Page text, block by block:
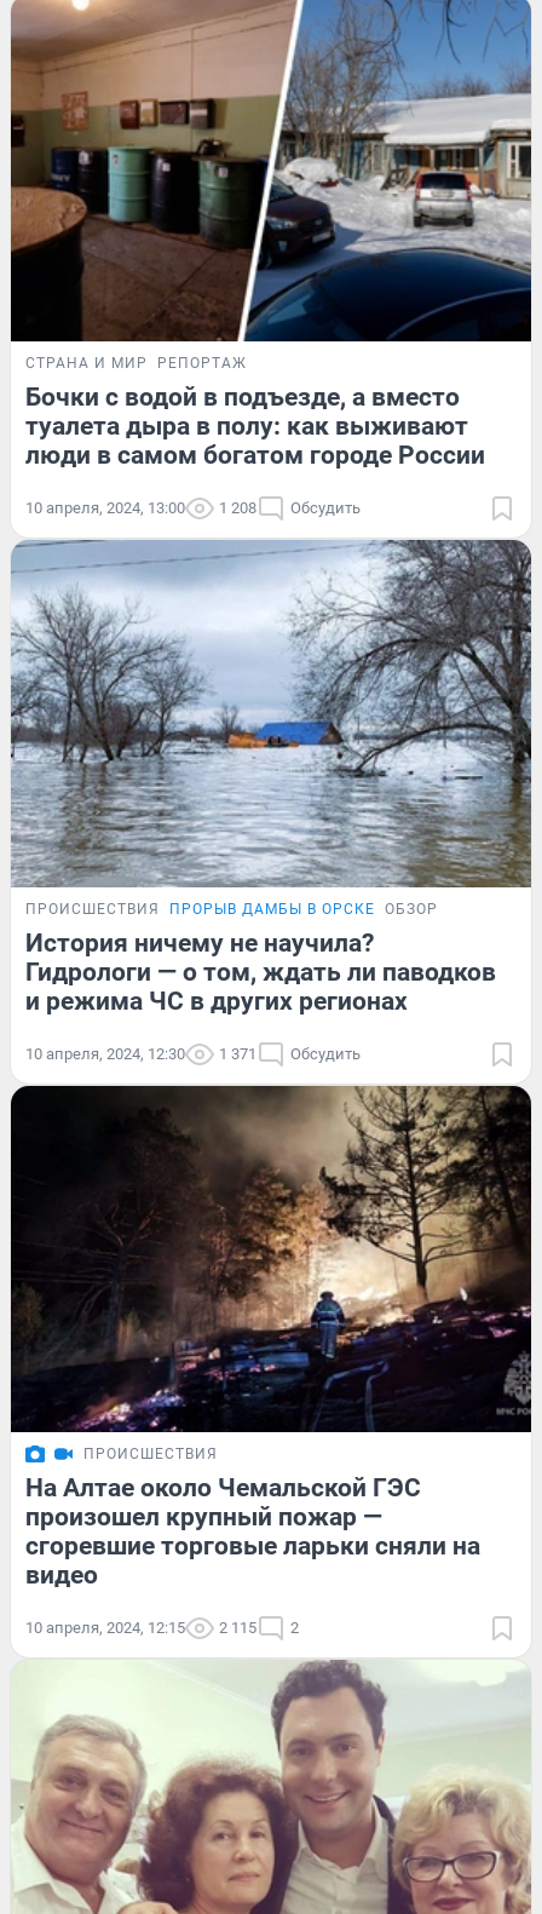
СТРАНА И МИР РЕПОРТАЖ
Бочки с водой в подъезде, а вместо
туалета дыра в полу: как выживают
люди в самом богатом городе России
10 апреля, 2024, 13:00 1 208 Обсудить
ПРОИСШЕСТВИЯ ПРОРЫВ ДАМБЫ В ОРСКЕ ОБЗОР
История ничему не научила?
Гидрологи — о том, ждать ли паводков
и режима ЧС в других регионах
10 апреля, 2024, 12:30 1 371 Обсудить
ПРОИСШЕСТВИЯ
На Алтае около Чемальской ГЭС
произошел крупный пожар —
сгоревшие торговые ларьки сняли на
видео
10 апреля, 2024, 12:15 2 115 2